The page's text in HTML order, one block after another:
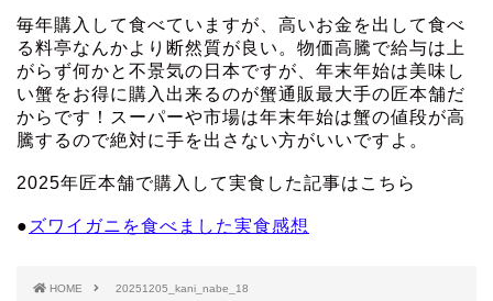
毎年購入して食べていますが、高いお金を出して食べ
る料亭なんかより断然質が良い。物価高騰で給与は上
がらず何かと不景気の日本ですが、年末年始は美味し
い蟹をお得に購入出来るのが蟹通販最大手の匠本舗だ
からです！スーパーや市場は年末年始は蟹の値段が高
騰するので絶対に手を出さない方がいいですよ。
2025年匠本舗で購入して実食した記事はこちら
● ズワイガニを食べました実食感想
HOME 20251205_kani_nabe_18